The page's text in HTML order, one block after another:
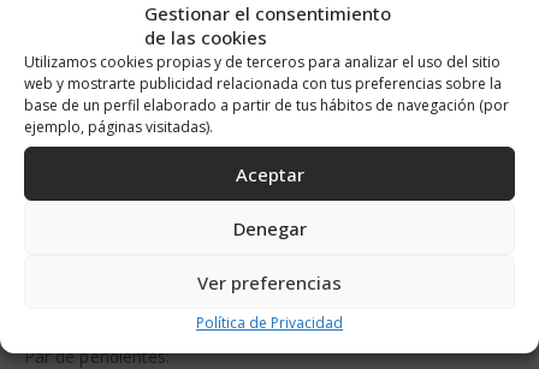
Gestionar el consentimiento
de las cookies
Utilizamos cookies propias y de terceros para analizar el uso del sitio
web y mostrarte publicidad relacionada con tus preferencias sobre la
base de un perfil elaborado a partir de tus hábitos de navegación (por
ejemplo, páginas visitadas).
Aceptar
Denegar
Ver preferencias
Política de Privacidad
Novedades,Pendientes,Pendientes de Novia
Pendientes Mini,Pendientes Oro
Ver Todos Pendientes
AÑADIR AL CARRITO
Alternative:
Par de pendientes: